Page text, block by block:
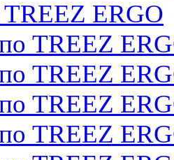
ERGO
TREEZ
TREEZ
TREEZ
TREEZ